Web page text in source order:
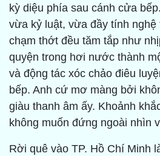
kỳ diệu phía sau cánh cửa
vừa kỷ luật, vừa đầy tính nghệ
chạm thớt đều tăm tắp như
quyện trong hơi nước thành
và động tác xóc chảo điêu
bếp. Anh cứ mơ màng bởi
giàu thanh âm ấy. Khoảnh
không muốn đứng ngoài nhìn
Rời quê vào TP. Hồ Chí Minh